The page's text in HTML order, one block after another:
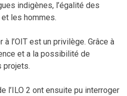
indigènes, l’égalité des
les hommes.
l’OIT est un privilège. Grâce à
et a la possibilité de
projets.
l’ILO 2 ont ensuite pu interroger